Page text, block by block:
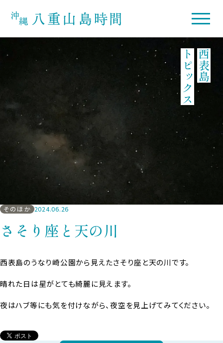
西表島
トピックス
そのほか 2024.06.26
さそり座と天の川
西表島のうなり崎公園から見えたさそり座と天の川です。
晴れた日は星がとても綺麗に見えます。
夜はハブ等にも気を付けながら、夜空を見上げてみてください。